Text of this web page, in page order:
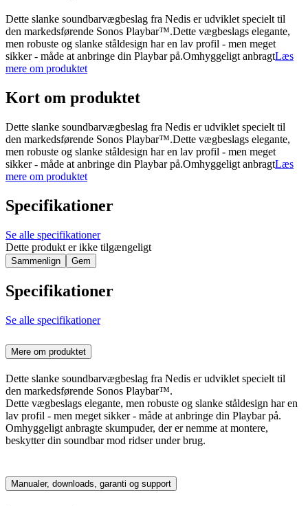
Dette slanke soundbarvægbeslag fra Nedis er udviklet specielt til
den markedsførende Sonos Playbar™.Dette vægbeslags elegante,
men robuste og slanke ståldesign har en lav profil - men meget
sikker - måde at anbringe din Playbar på.Omhyggeligt anbragtLæs
mere om produktet
Kort om produktet
Dette slanke soundbarvægbeslag fra Nedis er udviklet specielt til
den markedsførende Sonos Playbar™.Dette vægbeslags elegante,
men robuste og slanke ståldesign har en lav profil - men meget
sikker - måde at anbringe din Playbar på.Omhyggeligt anbragtLæs
mere om produktet
Specifikationer
Se alle specifikationer
Dette produkt er ikke tilgængeligt
Sammenlign Gem
Specifikationer
Se alle specifikationer
Mere om produktet
Dette slanke soundbarvægbeslag fra Nedis er udviklet specielt til
den markedsførende Sonos Playbar™.
Dette vægbeslags elegante, men robuste og slanke ståldesign har en
lav profil - men meget sikker - måde at anbringe din Playbar på.
Omhyggeligt anbragte skumpuder, der er nemme at montere,
beskytter din soundbar mod ridser under brug.
Manualer, downloads, garanti og support